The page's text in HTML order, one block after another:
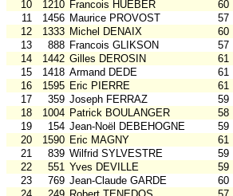
10
1210 Francois HUEBER 60
11
1456 Maurice PROVOST 57
12
1333 Michel DENAIX 60
13
888 Francois GLIKSON 57
14
1442 Gilles DEROSIN 61
15
1418 Armand DEDE 61
16
1595 Eric PIERRE 61
17
359 Joseph FERRAZ 59
18
1004 Patrick BOULANGER 58
19
154 Jean-Noël DEBEHOGNE 59
20
1590 Eric MAGNY 61
21
839 Wilfrid SYLVESTRE 59
22
551 Yves DEVILLE 59
23
769 Jean-Claude GARDE 60